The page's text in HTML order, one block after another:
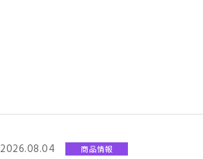
2026.08.04 商品情報